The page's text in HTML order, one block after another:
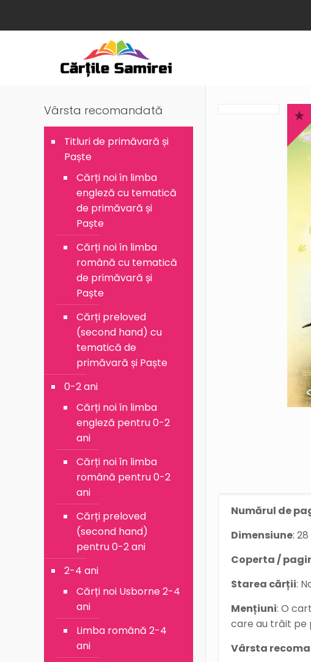
Numărul de
Dimensiune:
Coperta /
Starea cărții:
Mențiuni: O
care au trăit pe
Vârsta
Vârsta recomandată
Titluri de primăvară și
Paște
Cărți noi în limba
engleză cu tematică
de primăvară și
Paște
Cărți noi în limba
română cu tematică
de primăvară și
Paște
Cărți preloved
(second hand) cu
tematică de
primăvară și Paște
0-2 ani
Cărți noi în limba
engleză pentru 0-2
ani
Cărți noi în limba
română pentru 0-2
ani
Cărți preloved
(second hand)
pentru 0-2 ani
2-4 ani
Cărți noi Usborne 2-4
ani
Limba română 2-4
ani